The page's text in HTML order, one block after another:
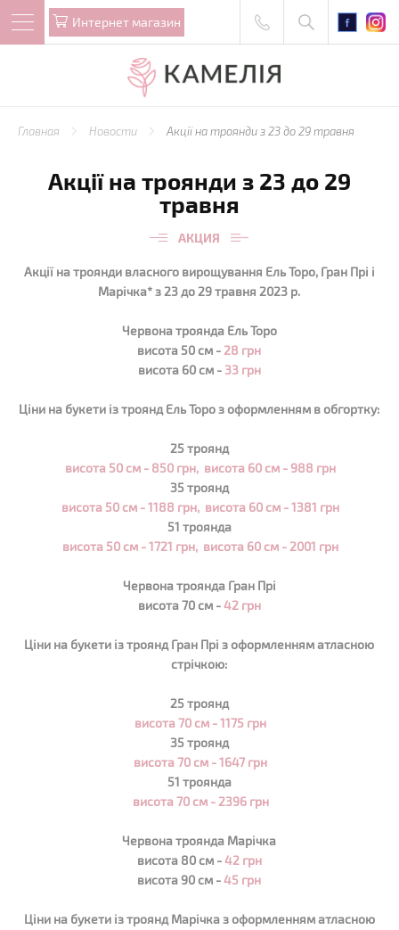
Интернет магазин
Главная Новости Акції на троянди з 23 до 29 травня
Акції на троянди з 23 до 29
травня
АКЦИЯ
Акції на троянди власного вирощування Ель Торо, Гран Прі і
Марічка* з 23 до 29 травня 2023 р.
Червона троянда Ель Торо
висота 50 см - 28 грн
висота 60 см - 33 грн
Ціни на букети із троянд Ель Торо з оформленням в обгортку:
25 троянд
висота 50 см - 850 грн, висота 60 см - 988 грн
35 троянд
висота 50 см - 1188 грн, висота 60 см - 1381 грн
51 троянда
висота 50 см - 1721 грн, висота 60 см - 2001 грн
Червона троянда Гран Прі
висота 70 см -42 грн
Ціни на букети із троянд Гран Прі з оформленням атласною
стрічкою:
25 троянд
висота 70 см -1175 грн
35 троянд
висота 70 см -1647 грн
51 троянда
висота 70 см - 2396 грн
Червона троянда Марічка
висота 80 см -42 грн
висота 90 см -45 грн
Ціни на букети із троянд Марічказ оформленням атласною